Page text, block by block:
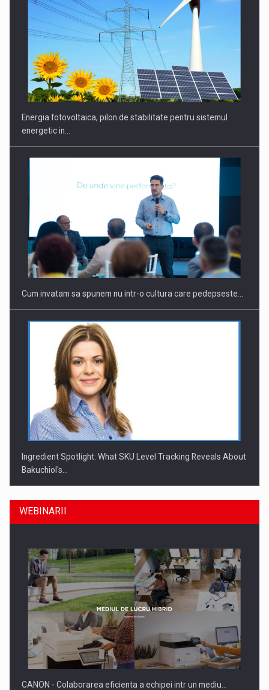
Energia fotovoltaica, pilon de stabilitate pentru sistemul
energetic in…
Cum invatam sa spunem nu intr-o cultura care pedepseste…
Ingredient Spotlight: What SKU Level Tracking Reveals About
Bakuchiol's…
Producatorii si comerciantii care nu se supun noilor
reglementari…
WEBINARII
CANON - Colaborarea eficienta a echipei intr un mediu…